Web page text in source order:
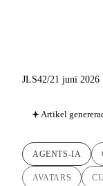
JLS42/21 juni 2026
Artikel
AGENTS-IA
AVATARS